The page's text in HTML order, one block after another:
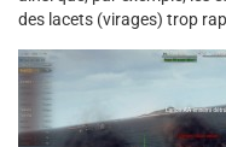
des lacets (virages) trop